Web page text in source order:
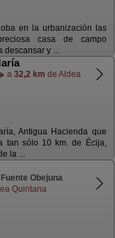
en la urbanización las
casa de campo
descansar y ...
a 32,2 km de Aldea
Antigua Hacienda que
tan sólo 10 km. de Écija,
la ...
Obejuna
Quintana